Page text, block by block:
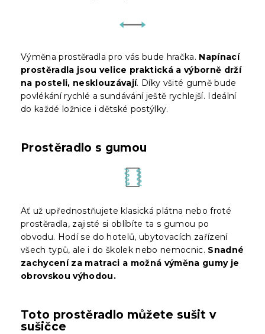
Výměna prostěradla pro vás bude hračka. Napínací
prostěradla jsou velice praktická a výborně drží
na posteli, nesklouzávají. Díky všité gumě bude
povlékání rychlé a sundávání ještě rychlejší. Ideální
do každé ložnice i dětské postýlky.
Prostěradlo s gumou
Ať už upřednostňujete klasická plátna nebo froté
prostěradla, zajisté si oblíbíte ta s gumou po
obvodu. Hodí se do hotelů, ubytovacích zařízení
všech typů, ale i do školek nebo nemocnic. Snadné
zachycení za matraci a možná výměna gumy je
obrovskou výhodou.
Toto prostěradlo můžete sušit v
sušičce